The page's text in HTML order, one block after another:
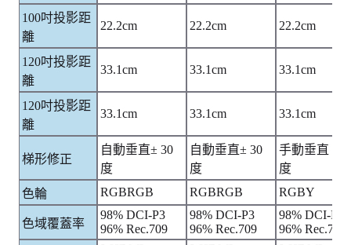
100吋投影距
離
22.2cm 22.2cm 22.2cm
120吋投影距
離
33.1cm 33.1cm 33.1cm
120吋投影距
離
33.1cm 33.1cm 33.1cm
梯形修正
自動垂直± 30
度
自動垂直± 30
度
手動垂直 ±
度
色輪
RGBRGB RGBRGB RGBY
色域覆蓋率
98% DCI-P3
96% Rec.709
98% DCI-P3
96% Rec.709
98% DCI-P3
96% Rec.709